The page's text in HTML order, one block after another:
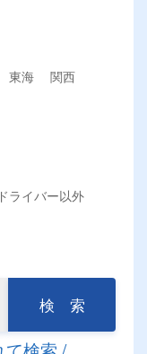
東海
関西
ドライバー以外
検 索